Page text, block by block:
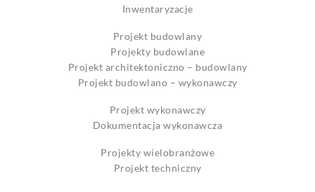
Inwentaryzacje
Projekt budowlany
Projekty budowlane
Projekt architektoniczno – budowlany
Projekt budowlano – wykonawczy
Projekt wykonawczy
Dokumentacja wykonawcza
Projekty wielobranżowe
Projekt techniczny